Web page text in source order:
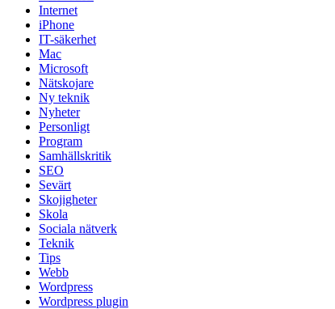
Internet
iPhone
IT-säkerhet
Mac
Microsoft
Nätskojare
Ny teknik
Nyheter
Personligt
Program
Samhällskritik
SEO
Sevärt
Skojigheter
Skola
Sociala nätverk
Teknik
Tips
Webb
Wordpress
Wordpress plugin